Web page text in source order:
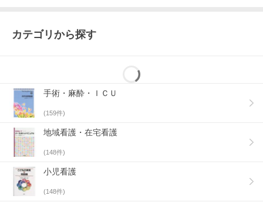
カテゴリから探す
手術・麻酔・ＩＣＵ
(159件)
地域看護・在宅看護
(148件)
小児看護
(148件)